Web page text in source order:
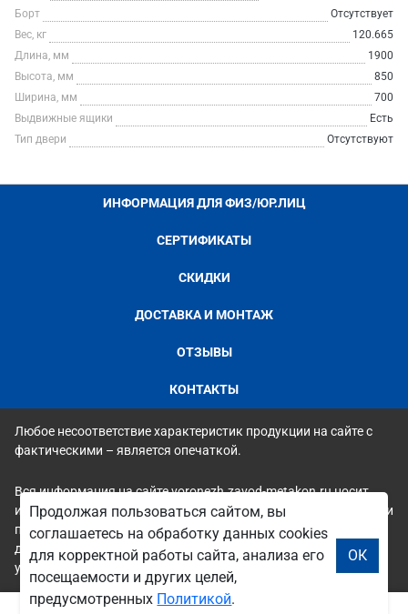
Борт
Отсутствует
Вес, кг
120.665
Длина, мм
1900
Высота, мм
850
Ширина, мм
700
Выдвижные ящики
Есть
Тип двери
Отсутствуют
ИНФОРМАЦИЯ ДЛЯ ФИЗ/ЮР.ЛИЦ
СЕРТИФИКАТЫ
СКИДКИ
ДОСТАВКА И МОНТАЖ
ОТЗЫВЫ
КОНТАКТЫ
Любое несоответствие характеристик продукции на сайте с
фактическими – является опечаткой.
Вся информация на сайте voronezh.zavod-metakon.ru носит
исключительно ознакомительный и справочный характер и ни
при каких условиях не является публичной офертой. Всю
дополнительную информацию можно узнать по телефонам
указанным на сайте.
Продолжая пользоваться сайтом, вы
соглашаетесь на обработку данных cookies
для корректной работы сайта, анализа его
посещаемости и других целей,
предусмотренных Политикой.
ОК